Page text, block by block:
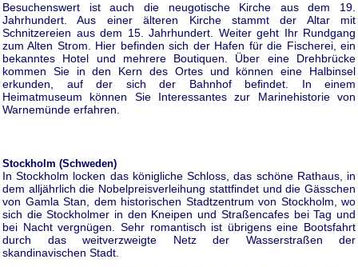
Besuchenswert ist auch die neugotische Kirche aus dem 19.
Jahrhundert. Aus einer älteren Kirche stammt der Altar mit
Schnitzereien aus dem 15. Jahrhundert. Weiter geht Ihr Rundgang
zum Alten Strom. Hier befinden sich der Hafen für die Fischerei, ein
bekanntes Hotel und mehrere Boutiquen. Über eine Drehbrücke
kommen Sie in den Kern des Ortes und können eine Halbinsel
erkunden, auf der sich der Bahnhof befindet. In einem
Heimatmuseum können Sie Interessantes zur Marinehistorie von
Warnemünde erfahren.
Stockholm (Schweden)
In Stockholm locken das königliche Schloss, das schöne Rathaus, in
dem alljährlich die Nobelpreisverleihung stattfindet und die Gässchen
von Gamla Stan, dem historischen Stadtzentrum von Stockholm, wo
sich die Stockholmer in den Kneipen und Straßencafes bei Tag und
bei Nacht vergnügen. Sehr romantisch ist übrigens eine Bootsfahrt
durch das weitverzweigte Netz der Wasserstraßen der
skandinavischen Stadt.